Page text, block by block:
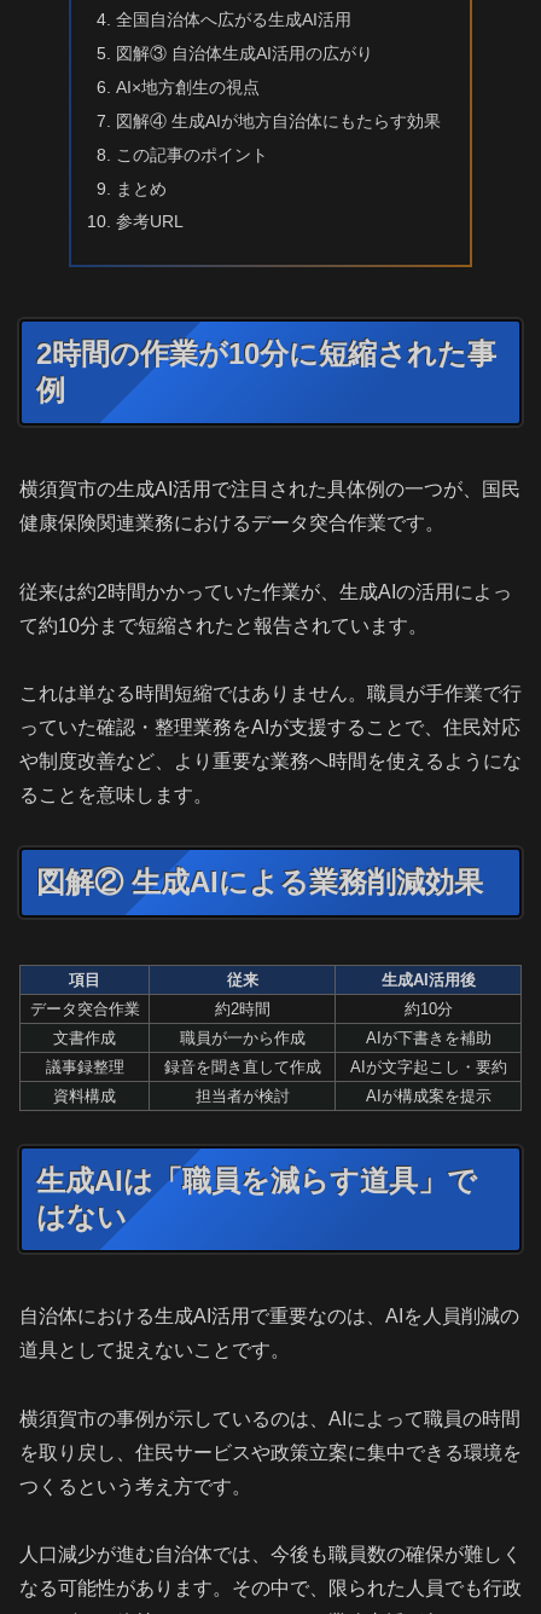
全国自治体へ広がる生成AI活用
図解③ 自治体生成AI活用の広がり
AI×地方創生の視点
図解④ 生成AIが地方自治体にもたらす効果
この記事のポイント
まとめ
参考URL
2時間の作業が10分に短縮された事
例
横須賀市の生成AI活用で注目された具体例の一つが、国民
健康保険関連業務におけるデータ突合作業です。
従来は約2時間かかっていた作業が、生成AIの活用によっ
て約10分まで短縮されたと報告されています。
これは単なる時間短縮ではありません。職員が手作業で行
っていた確認・整理業務をAIが支援することで、住民対応
や制度改善など、より重要な業務へ時間を使えるようにな
ることを意味します。
図解② 生成AIによる業務削減効果
項目 従来
生成AI活用後
データ突合作業
約2時間
約10分
文書作成
職員が一から作成
AIが下書きを補助
議事録整理
録音を聞き直して作成
AIが文字起こし・要約
資料構成
担当者が検討 AIが構成案を提示
生成AIは「職員を減らす道具」で
はない
自治体における生成AI活用で重要なのは、AIを人員削減の
道具として捉えないことです。
横須賀市の事例が示しているのは、AIによって職員の時間
を取り戻し、住民サービスや政策立案に集中できる環境を
つくるという考え方です。
人口減少が進む自治体では、今後も職員数の確保が難しく
なる可能性があります。その中で、限られた人員でも行政